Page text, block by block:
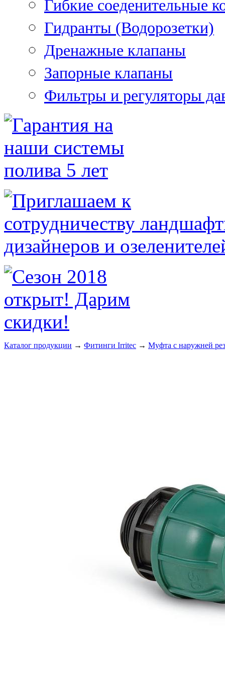
Гибкие соеденительные
Гидранты (Водорозетки)
Дренажные клапаны
Запорные клапаны
Фильтры и регуляторы
Каталог продукции → Фитинги Irritec → Муфта с наружней